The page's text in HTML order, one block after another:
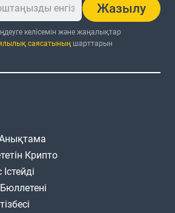
Жазылу
келісемін және жаңалықтар
саясатының шарттарын
Крипто